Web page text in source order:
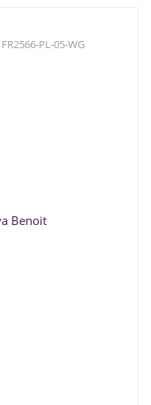
FR2566-PL-05-WG